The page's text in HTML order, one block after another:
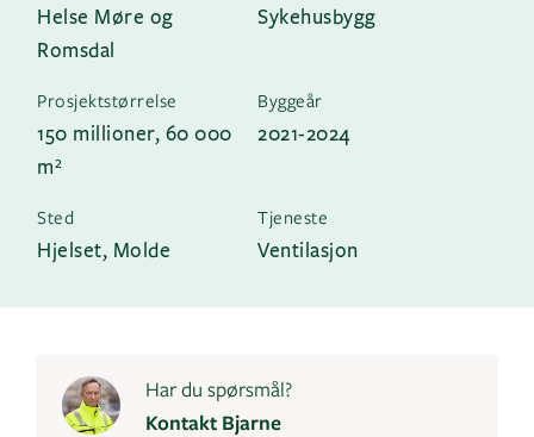
Helse Møre og
Romsdal
Sykehusbygg
Prosjektstørrelse
150 millioner, 60 000
m²
Byggeår
2021-2024
Sted
Hjelset, Molde
Tjeneste
Ventilasjon
Har du spørsmål?
Kontakt Bjarne